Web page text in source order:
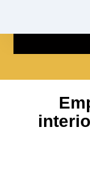
contenido